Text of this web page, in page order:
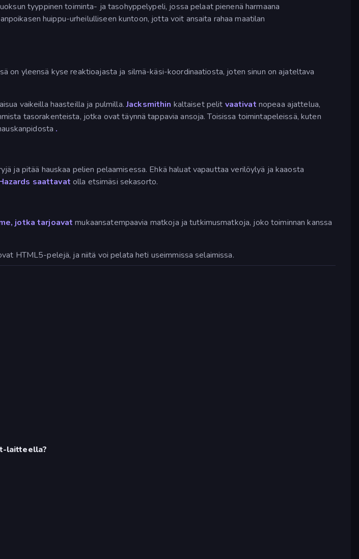
tyyppinen toiminta- ja tasohyppelypeli, jossa pelaat pienenä harmaana
huippu-urheilulliseen kuntoon, jotta voit ansaita rahaa maatilan
on yleensä kyse reaktioajasta ja silmä-käsi-koordinaatiosta, joten sinun on ajateltava
vaikeilla haasteilla ja pulmilla.Jacksmithin kaltaiset pelit vaativat nopeaa ajattelua,
tasorakenteista, jotka ovat täynnä tappavia ansoja. Toisissa toimintapeleissä, kuten
.
ja pitää hauskaa pelien pelaamisessa. Ehkä haluat vapauttaa verilöylyä ja kaaosta
saattavat olla etsimäsi sekasorto.
jotka tarjoavat mukaansatempaavia matkoja ja tutkimusmatkoja, joko toiminnan kanssa
HTML5-pelejä, ja niitä voi pelata heti useimmissa selaimissa.
laitteella?